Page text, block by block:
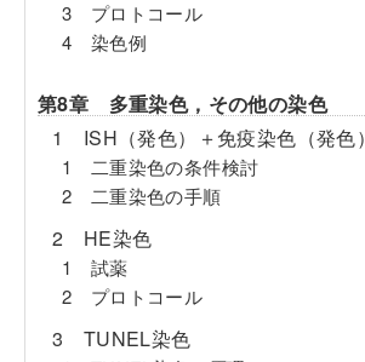
3 プロトコール
4 染色例
第8章 多重染色，その他の染色
1 ISH（発色）＋免疫染色（発色）
1 二重染色の条件検討
2 二重染色の手順
2 HE染色
1 試薬
2 プロトコール
3 TUNEL染色